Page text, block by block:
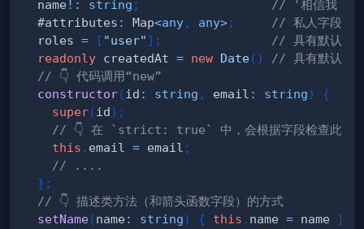
  name
! : string ;
// '相信我，它
  #attributes
: Map<any, any>;
// 私人字段
  roles
= [ "user" ] ;
// 具有默认值
readonly createdAt = new Date( )
// 具有默认值
// 👇 代码调用“new”
constructor( id : string , email : string)
{
super( id) ;
// 👇 在 `strict: true` 中，会根据字段检查此代码
this . email = email ;
// ....
} ;
// 👇 描述类方法（和箭头函数字段）的方式
setName(name : string) { this . name = name }